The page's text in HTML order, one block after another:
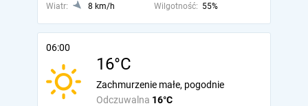
Wiatr:
8 km/h Wilgotność: 55%
06:00
16°C
Odczuwalna 16°C
Zachmurzenie małe, pogodnie